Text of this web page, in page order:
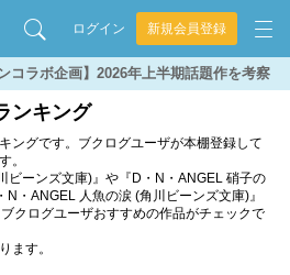
ログイン 新規会員登録
コラボ企画】2026年上半期話題作を考察
ンキング
ングです。ブクログユーザが本棚登録して
。
ビーンズ文庫)』や『D・N・ANGEL 硝子の
・ANGEL 人魚の涙 (角川ビーンズ文庫)』
クログユーザおすすめの作品がチェックで
ます。